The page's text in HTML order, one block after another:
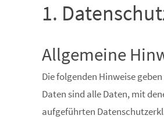
1.
Allgemeine
Die folgenden Hinweise
Daten sind alle Daten, mit
aufgeführten